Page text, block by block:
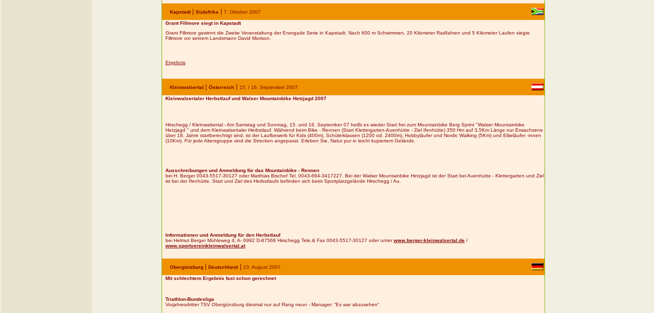
Kapstadt Südafrika 7. Oktober 2007
Grant Fillmore siegt in Kapstadt
Grant Fillmore gewinnt die Zweite Veranstaltung der Energade Serie in Kapstadt. Nach 600 m Schwimmen, 20 Kilometer Radfahren und 5 Kilometer Laufen siegte
Fillmore vor seinem Landsmann David Morison.
Ergebnis
Kleinwalsertal Österreich 15. / 16. September 2007
Kleinwalsertaler Herbstlauf und Walser Mountainbike Hetzjagd 2007
Hirschegg / Kleinwalsertal - Am Samstag und Sonntag, 15. und 16. September 07 heißt es wieder Start frei zum Mountainbike Berg Sprint "Walser Mountainbike
Hetzjagd " und dem Kleinwalsertaler Herbstlauf. Während beim Bike - Rennen (Start Klettergarten-Auenhütte - Ziel Ifenhütte) 350 Hm auf 3,5Km Länge nur Erwachsene
über 18. Jahre startberechtigt sind, ist der Laufbewerb für Kids (400m), Schülerklassen (1200 od. 2400m), Hobbyläufer und Nordic Walking (5Km) und Eliteläufer -innen
(10Km). Für jede Altersgruppe sind die Strecken angepasst. Erleben Sie, Natur pur in leicht kupiertem Gelände.
Ausschreibungen und Anmeldung für das Mountainbike - Rennen
bei H. Berger 0043-5517-30127 oder Matthias Bischof Tel. 0043-664-3417227. Bei der Walser Mountainbike Hetzjagd ist der Start bei Auenhütte - Klettergarten und Ziel
ist bei der Ifenhütte. Start und Ziel des Herbstlaufs befinden sich beim Sportplatzgelände Hirschegg / Au.
Informationen und Anmeldung für den Herbstlauf
bei Helmut Berger Mühleweg 4; A- 6992 D-87568 Hirschegg Tele.& Fax 0043-5517-30127 oder unterwww.berger-kleinwalsertal.de /
www.sportvereinkleinwalsertal.at
Obergünzburg Deutschland 23 . August 2007
Mit schlechtem Ergebnis fast schon gerechnet
Triathlon-Bundesliga
Vorjahresdritter TSV Obergünzburg diesmal nur auf Rang neun - Manager: “Es war abzusehen“